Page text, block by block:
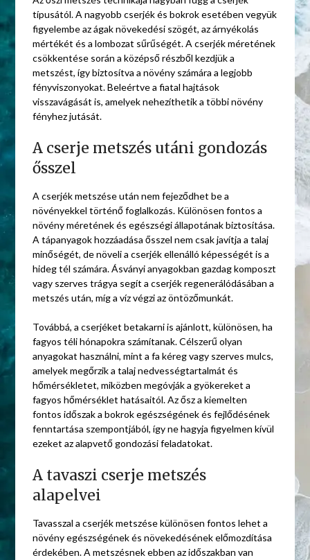
típusától. A nagyobb cserjék és bokrok esetében vegyük
figyelembe az ágak növekedési szögét, az árnyékolás
mértékét és a lombozat sűrűségét. A cserjék méretének
csökkentése során a középső részből kezdjük a
metszést, így biztosítva a növény számára a legjobb
fényviszonyokat. Beleértve a fiatal hajtások
visszavágását is, amelyek nehezíthetik a többi növény
fényhez jutását.
A cserje metszés utáni gondozás
ősszel
A cserjék metszése után nem fejeződhet be a
növényekkel történő foglalkozás. Különösen fontos a
növény méretének és egészségi állapotának biztosítása.
A tápanyagok hozzáadása ősszel nem csak javítja a talaj
minőségét, de növeli a cserjék ellenálló képességét is a
hideg tél számára. Ásványi anyagokban gazdag komposzt
vagy szerves trágya segít a cserjék regenerálódásában a
metszés után, míg a víz végzi az öntözőmunkát.
Továbbá, a cserjéket betakarni is ajánlott, különösen, ha
fagyos téli hónapokra számítanak. Célszerű olyan
anyagokat használni, mint a fa kéreg vagy szerves mulcs,
amelyek megőrzik a talaj nedvességtartalmát és
hőmérsékletet, miközben megóvják a gyökereket a
fagyos hőmérséklet hatásaitól. Az ősz a kiemelten
fontos időszak a bokrok egészségének és fejlődésének
fenntartása szempontjából, így ne hagyja figyelmen kívül
ezeket az alapvető gondozási feladatokat.
A tavaszi cserje metszés
alapelvei
Tavasszal a cserjék metszése különösen fontos lehet a
növény egészségének és növekedésének előmozdítása
érdekében. A metszésnek ebben az időszakban van